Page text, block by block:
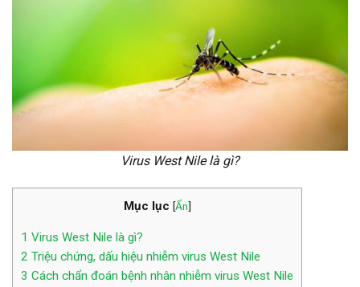
Virus West Nile là gì?
Mục lục [Ẩn]
1 Virus West Nile là gì?
2 Triệu chứng, dấu hiệu nhiễm virus West Nile
3 Cách chẩn đoán bệnh nhân nhiễm virus West Nile